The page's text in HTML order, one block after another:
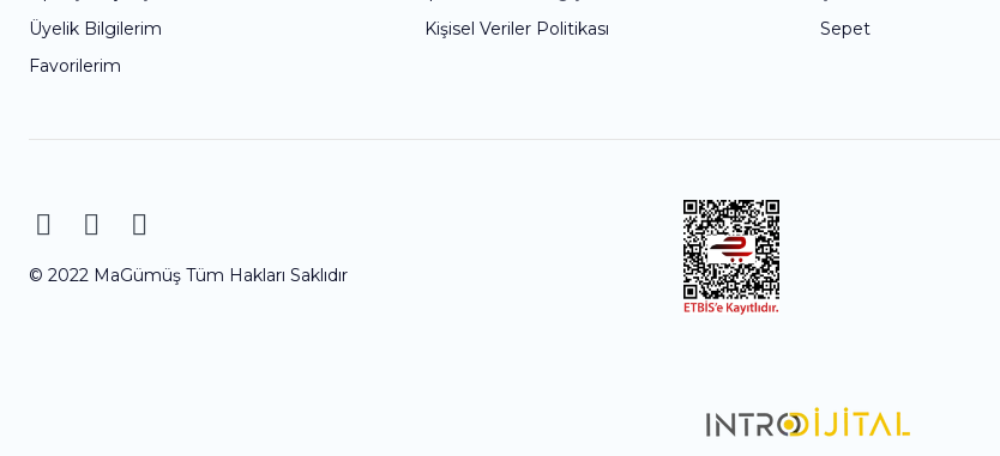
Üyelik Bilgilerim
Favorilerim
Kişisel Veriler Politikası
Sepet
© 2022 MaGümüş Tüm Hakları Saklıdır